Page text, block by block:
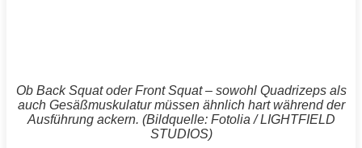
Ob BackSquatoder FrontSquat– sowohl Quadrizeps als
auch Gesäßmuskulatur müssen ähnlich hart während der
Ausführung ackern. (Bildquelle: Fotolia / LIGHTFIELD
STUDIOS)